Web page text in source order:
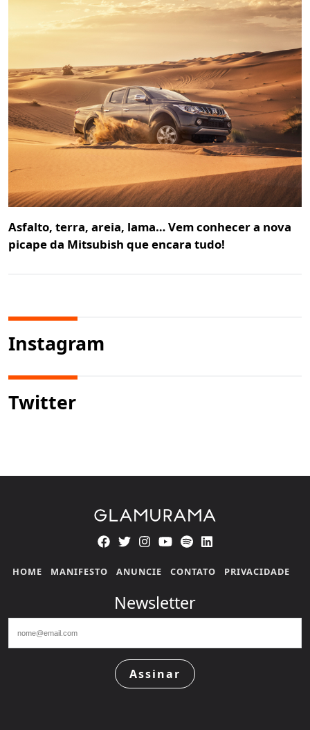
Asfalto, terra, areia, lama… Vem conhecer a nova
picape da Mitsubish que encara tudo!
Instagram
Twitter
HOME MANIFESTO ANUNCIE CONTATO PRIVACIDADE
Newsletter